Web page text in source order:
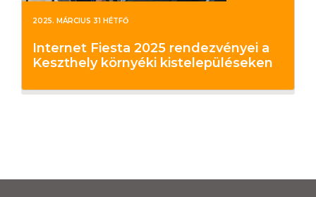
2025. MÁRCIUS 31 HÉTFŐ
Internet Fiesta 2025 rendezvényei a
Keszthely környéki kistelepüléseken